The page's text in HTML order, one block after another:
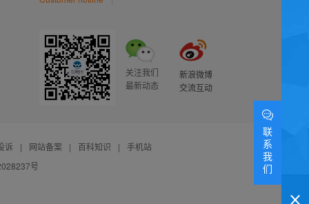
关注我们
最新动态
新浪微博
交流互动
诉 | 网站备案 | 百科知识 |
手机站
号
联
系
我
们